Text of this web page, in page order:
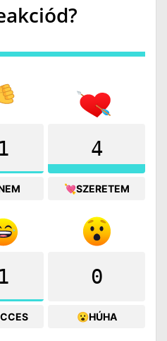
1 4
💘SZERETEM
1 0
😮HÚHA